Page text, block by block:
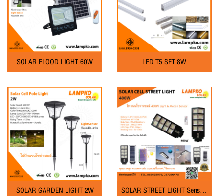
SOLAR FLOOD LIGHT 60W LED T5 SET 8W
SOLAR GARDEN LIGHT 2W SOLAR STREET LIGHT Sensor 400W